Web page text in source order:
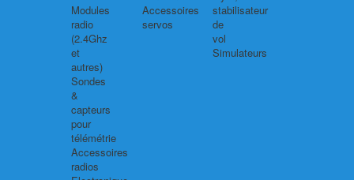
Modules
radio
(2.4Ghz
et
autres)
Sondes
&
capteurs
pour
télémétrie
Accessoires
radios
Accessoires
servos
stabilisateur
de
vol
Simulateurs